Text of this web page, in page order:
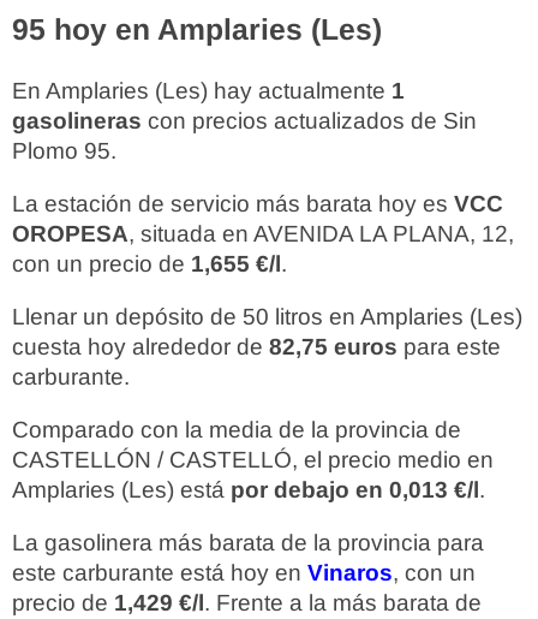
95 hoy en Amplaries (Les)
En Amplaries (Les) hay actualmente 1
gasolineras con precios actualizados de Sin
Plomo 95.
La estación de servicio más barata hoy es VCC
OROPESA, situada en AVENIDA LA PLANA, 12,
con un precio de 1,655 €/l.
Llenar un depósito de 50 litros en Amplaries (Les)
cuesta hoy alrededor de 82,75 euros para este
carburante.
Comparado con la media de la provincia de
CASTELLÓN / CASTELLÓ, el precio medio en
Amplaries (Les) está por debajo en 0,013 €/l.
La gasolinera más barata de la provincia para
este carburante está hoy en Vinaros, con un
precio de 1,429 €/l. Frente a la más barata de